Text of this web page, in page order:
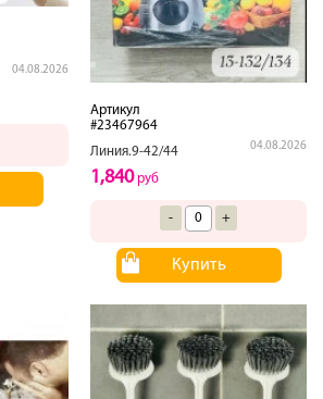
04.08.2026
Артикул
#23467964
Линия.9-42/44
04.08.2026
1,840руб
- +
Купить